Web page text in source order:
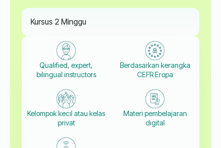
Kursus 2 Minggu
Qualified, expert,
bilingual instructors
Berdasarkan kerangka
CEFR Eropa
Kelompok kecil atau kelas
privat
Materi pembelajaran
digital